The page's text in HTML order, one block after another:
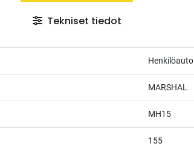
Tekniset tiedot
Henkilöauto
MARSHAL
MH15
155